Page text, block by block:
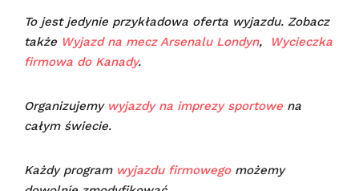
To jest jedynie przykładowa oferta wyjazdu. Zobacz
także Wyjazd na mecz Arsenalu Londyn,
Wycieczka
firmowa do Kanady.
Organizujemy wyjazdy na imprezy sportowe na
całym świecie.
Każdy program wyjazdu firmowegomożemy